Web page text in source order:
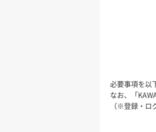
必要事項を以
なお、「
（※登録・ロ